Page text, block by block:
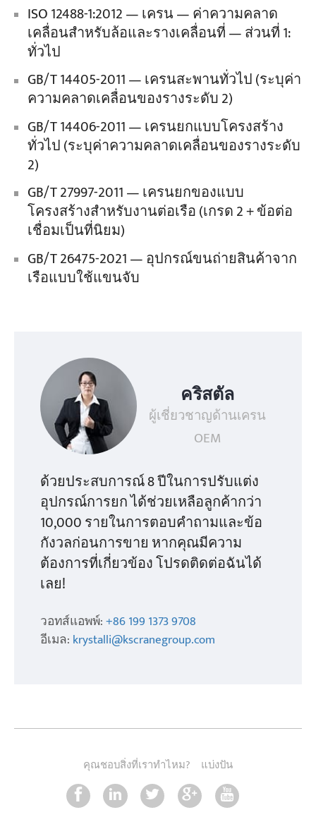
ISO 12488-1:2012 — เครน — ค่าความคลาด
เคลื่อนสำหรับล้อและรางเคลื่อนที่ — ส่วนที่ 1:
ทั่วไป
GB/T 14405-2011 — เครนสะพานทั่วไป (ระบุค่า
ความคลาดเคลื่อนของรางระดับ 2)
GB/T 14406-2011 — เครนยกแบบโครงสร้าง
ทั่วไป (ระบุค่าความคลาดเคลื่อนของรางระดับ
2)
GB/T 27997-2011 — เครนยกของแบบ
โครงสร้างสำหรับงานต่อเรือ (เกรด 2 + ข้อต่อ
เชื่อมเป็นที่นิยม)
GB/T 26475-2021 — อุปกรณ์ขนถ่ายสินค้าจาก
เรือแบบใช้แขนจับ
คริสตัล
ผู้เชี่ยวชาญด้านเครน
OEM
ด้วยประสบการณ์ 8 ปีในการปรับแต่ง
อุปกรณ์การยก ได้ช่วยเหลือลูกค้ากว่า
10,000 รายในการตอบคำถามและข้อ
กังวลก่อนการขาย หากคุณมีความ
ต้องการที่เกี่ยวข้อง โปรดติดต่อฉันได้
เลย!
วอทส์แอพพ์:+86 199 1373 9708
อีเมล: krystalli@kscranegroup.com
คุณชอบสิ่งที่เราทำไหม? แบ่งปัน